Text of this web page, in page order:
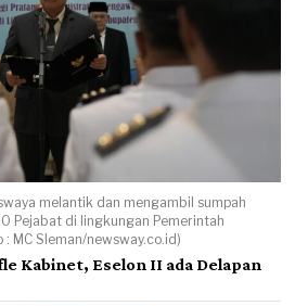
melantik dan mengambil sumpah
Pejabat di lingkungan Pemerintah
: MC Sleman/newsway.co.id)
Kabinet, Eselon II ada Delapan